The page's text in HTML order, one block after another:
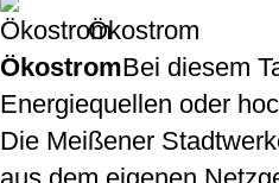
Ökostrom
ÖkostromBei diesem
Energiequellen oder
Die Meißener